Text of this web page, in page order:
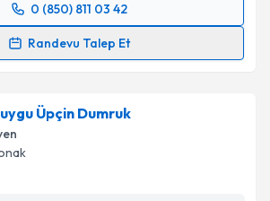
0 (850) 811 03 42
Randevu Talep Et
Talebi
e-posta ile bilgilendireceğiz.
Üpçin Dumruk